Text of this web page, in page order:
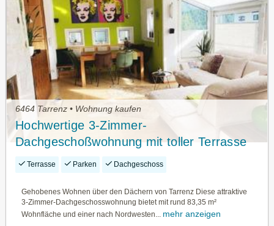
6464 Tarrenz • Wohnung kaufen
Hochwertige 3-Zimmer-
Dachgeschoßwohnung mit toller Terrasse
Terrasse Parken Dachgeschoss
Gehobenes Wohnen über den Dächern von Tarrenz Diese attraktive
3-Zimmer-Dachgeschosswohnung bietet mit rund 83,35 m²
Wohnfläche und einer nach Nordwesten...
mehr anzeigen